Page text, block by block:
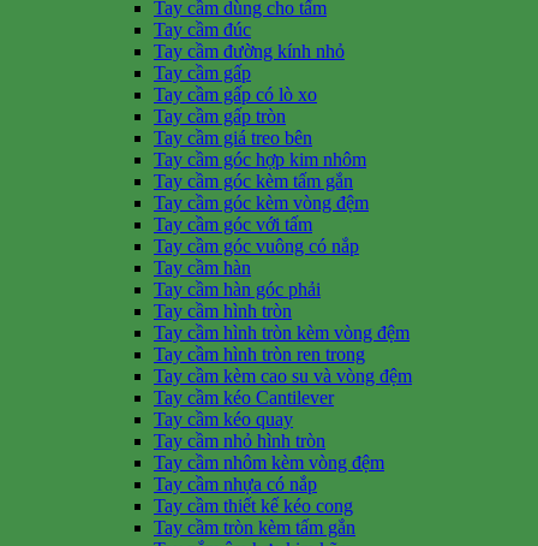
Tay cầm dùng cho tấm
Tay cầm đúc
Tay cầm đường kính nhỏ
Tay cầm gấp
Tay cầm gấp có lò xo
Tay cầm gấp tròn
Tay cầm giá treo bên
Tay cầm góc hợp kim nhôm
Tay cầm góc kèm tấm gắn
Tay cầm góc kèm vòng đệm
Tay cầm góc với tấm
Tay cầm góc vuông có nắp
Tay cầm hàn
Tay cầm hàn góc phải
Tay cầm hình tròn
Tay cầm hình tròn kèm vòng đệm
Tay cầm hình tròn ren trong
Tay cầm kèm cao su và vòng đệm
Tay cầm kéo Cantilever
Tay cầm kéo quay
Tay cầm nhỏ hình tròn
Tay cầm nhôm kèm vòng đệm
Tay cầm nhựa có nắp
Tay cầm thiết kế kéo cong
Tay cầm tròn kèm tấm gắn